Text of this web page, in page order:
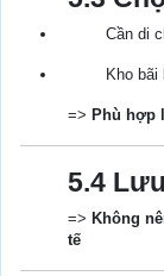
Cần di
Kho bãi
=> Phù hợp
5.4
=> Không
tế